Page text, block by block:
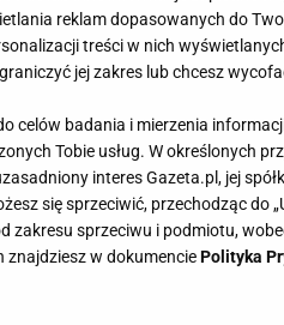
Będzie
reklam dopasowanych do
treści w nich
jej zakres lub chcesz
celów badania i mierzenia
Tobie usług. W określonych
interes Gazeta.pl, jej
się sprzeciwić, przechodząc do
zakresu sprzeciwu i podmiotu,
w dokumenciePolityka